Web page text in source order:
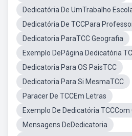
Dedicatória De UmTrabalho
Dedicatória De TCCPara
Dedicatoria ParaTCC Geografia
Exemplo DePágina Dedicatória
Dedicatoria Para OS PaisTCC
Dedicatoria Para Si MesmaTCC
Paracer De TCCEm Letras
Exemplo De Dedicatória TCCCom
Mensagens DeDedicatoria